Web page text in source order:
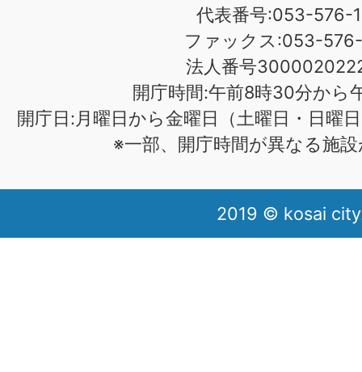
代表番号:053-576-
ファックス:053-576-
法人番号
開庁時間:午前8時30分から
開庁日:月曜日から金曜日（土曜日・日曜
※一部、開庁時間が異なる施
2019 © kosai